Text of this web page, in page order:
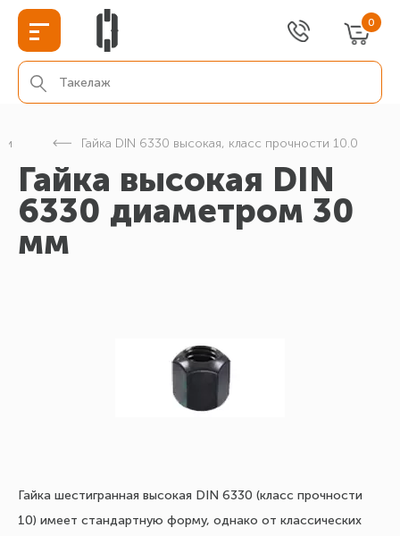
0
Гайка DIN 6330 высокая, класс прочности 10.0
Гайка высокая DIN
6330 диаметром 30
мм
Гайка шестигранная высокая DIN 6330 (класс прочности
10) имеет стандартную форму, однако от классических